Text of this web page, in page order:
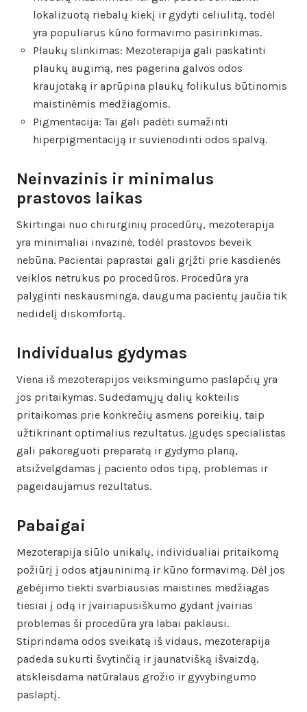
lokalizuotą riebalų kiekį ir gydyti celiulitą, todėl
yra populiarus kūno formavimo pasirinkimas.
Plaukų slinkimas: Mezoterapija gali paskatinti
plaukų augimą, nes pagerina galvos odos
kraujotaką ir aprūpina plaukų folikulus būtinomis
maistinėmis medžiagomis.
Pigmentacija: Tai gali padėti sumažinti
hiperpigmentaciją ir suvienodinti odos spalvą.
Neinvazinis ir minimalus
prastovos laikas
Skirtingai nuo chirurginių procedūrų, mezoterapija
yra minimaliai invazinė, todėl prastovos beveik
nebūna. Pacientai paprastai gali grįžti prie kasdienės
veiklos netrukus po procedūros. Procedūra yra
palyginti neskausminga, dauguma pacientų jaučia tik
nedidelį diskomfortą.
Individualus gydymas
Viena iš mezoterapijos veiksmingumo paslapčių yra
jos pritaikymas. Sudedamųjų dalių kokteilis
pritaikomas prie konkrečių asmens poreikių, taip
užtikrinant optimalius rezultatus. Įgudęs specialistas
gali pakoreguoti preparatą ir gydymo planą,
atsižvelgdamas į paciento odos tipą, problemas ir
pageidaujamus rezultatus.
Pabaigai
Mezoterapija siūlo unikalų, individualiai pritaikomą
požiūrį į odos atjauninimą ir kūno formavimą. Dėl jos
gebėjimo tiekti svarbiausias maistines medžiagas
tiesiai į odą ir įvairiapusiškumo gydant įvairias
problemas ši procedūra yra labai paklausi.
Stiprindama odos sveikatą iš vidaus, mezoterapija
padeda sukurti švytinčią ir jaunatvišką išvaizdą,
atskleisdama natūralaus grožio ir gyvybingumo
paslaptį.